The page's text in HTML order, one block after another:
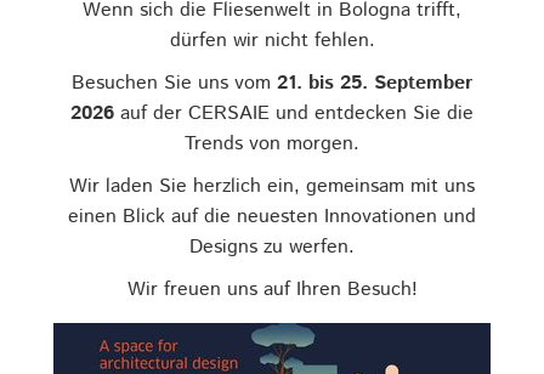
Wenn sich die Fliesenwelt in Bologna trifft,
dürfen wir nicht fehlen.
Besuchen Sie uns vom 21. bis 25. September
2026 auf der CERSAIE und entdecken Sie die
Trends von morgen.
Wir laden Sie herzlich ein, gemeinsam mit uns
einen Blick auf die neuesten Innovationen und
Designs zu werfen.
Wir freuen uns auf Ihren Besuch!